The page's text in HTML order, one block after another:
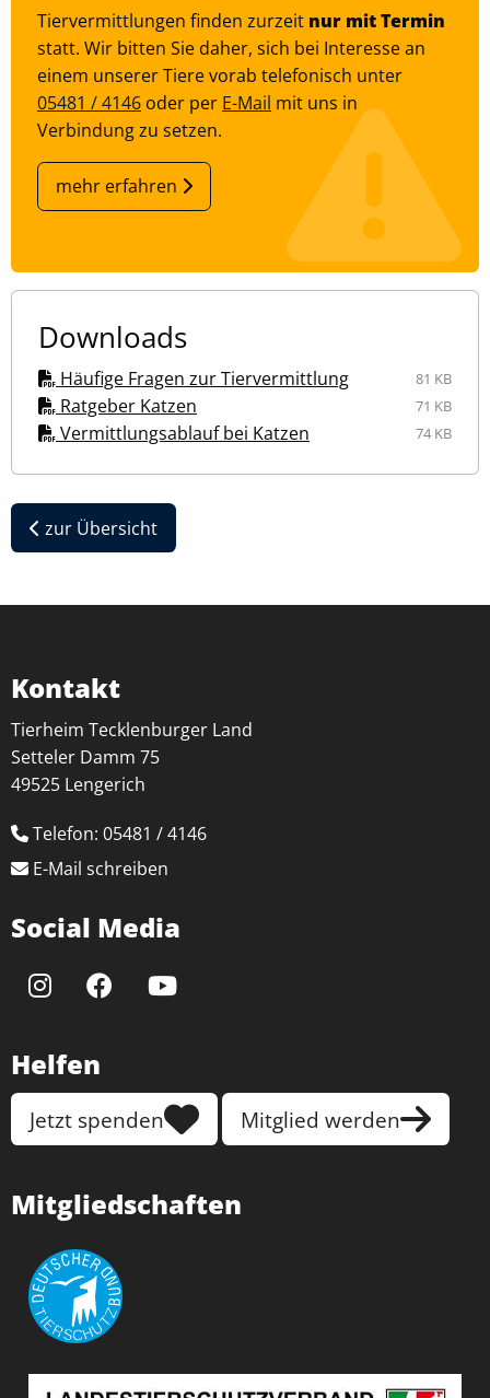
Tiervermittlungen finden zurzeit nur mit Termin
statt. Wir bitten Sie daher, sich bei Interesse an
einem unserer Tiere vorab telefonisch unter
05481 / 4146 oder per E-Mail mit uns in
Verbindung zu setzen.
mehr erfahren
Downloads
Häufige Fragen zur Tiervermittlung 81 KB
Ratgeber Katzen 71 KB
Vermittlungsablauf bei Katzen 74 KB
zur Übersicht
Kontakt
Tierheim Tecklenburger Land
Setteler Damm 75
49525 Lengerich
Telefon: 05481 / 4146
E-Mail schreiben
Social Media
Helfen
Jetzt spenden Mitglied werden
Mitgliedschaften
Cookie Laufzeit:
6 Monate, 13 Monate